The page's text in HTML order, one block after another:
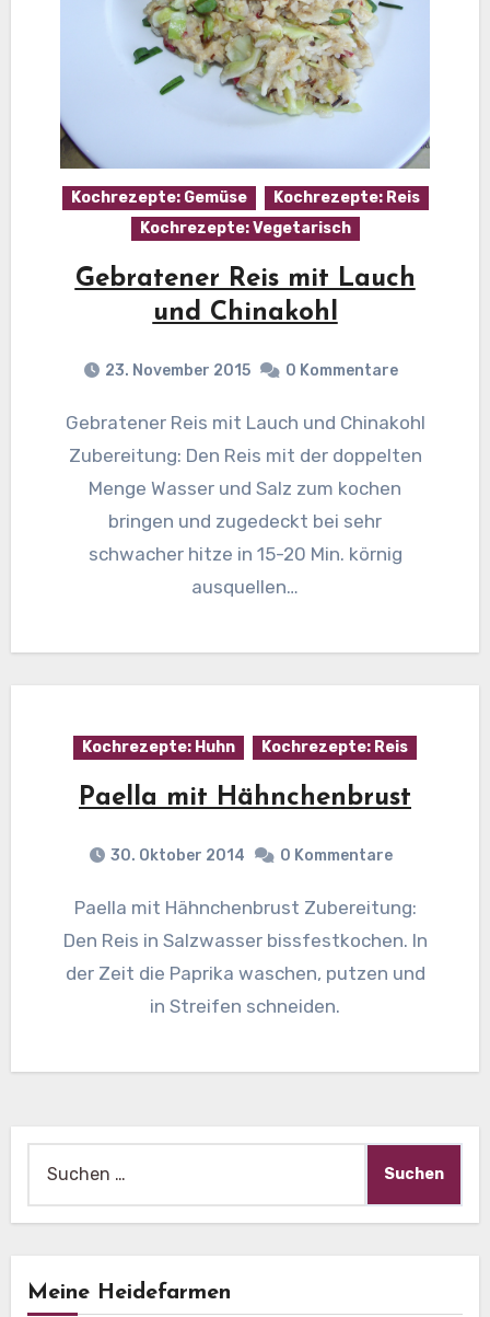
Kochrezepte: Gemüse
Kochrezepte: Reis
Kochrezepte: Vegetarisch
Gebratener Reis mit Lauch
und Chinakohl
23. November 2015 0 Kommentare
Gebratener Reis mit Lauch und Chinakohl
Zubereitung: Den Reis mit der doppelten
Menge Wasser und Salz zum kochen
bringen und zugedeckt bei sehr
schwacher hitze in 15-20 Min. körnig
ausquellen…
Kochrezepte: Huhn Kochrezepte: Reis
Paella mit Hähnchenbrust
30. Oktober 2014 0 Kommentare
Paella mit Hähnchenbrust Zubereitung:
Den Reis in Salzwasser bissfestkochen. In
der Zeit die Paprika waschen, putzen und
in Streifen schneiden.
nach:
Meine Heidefarmen